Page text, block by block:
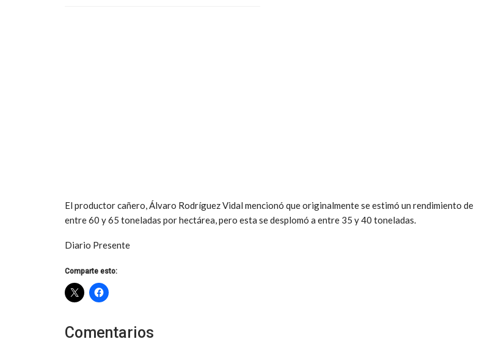
El productor cañero, Álvaro Rodríguez Vidal mencionó que originalmente se estimó un rendimiento de
entre 60 y 65 toneladas por hectárea, pero esta se desplomó a entre 35 y 40 toneladas.
Diario Presente
Comparte esto:
Comentarios